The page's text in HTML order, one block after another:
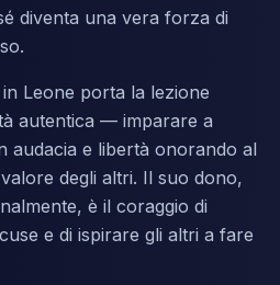
diventa una vera forza di
Leone porta la lezione
autentica — imparare a
audacia e libertà onorando al
degli altri. Il suo dono,
è il coraggio di
e di ispirare gli altri a fare